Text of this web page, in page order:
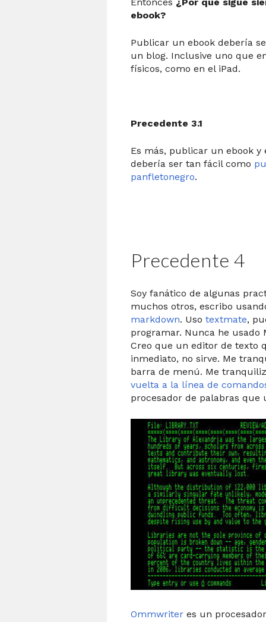
ebook?
Publicar un ebook debería
un blog. Inclusive uno que
físicos, como en el iPad.
Precedente 3.1
Es más, publicar un ebook y
debería ser tan fácil como
panfletonegro.
Precedente 4
Soy fanático de algunas
muchos otros, escribo
markdown. Uso textmate,
programar. Nunca he usado
Creo que un editor de texto
inmediato, no sirve. Me
barra de menú. Me
vuelta a la línea de
procesador de palabras que
Ommwriter es un